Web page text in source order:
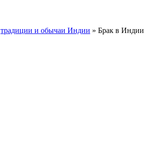
традиции и обычаи Индии » Брак в Индии